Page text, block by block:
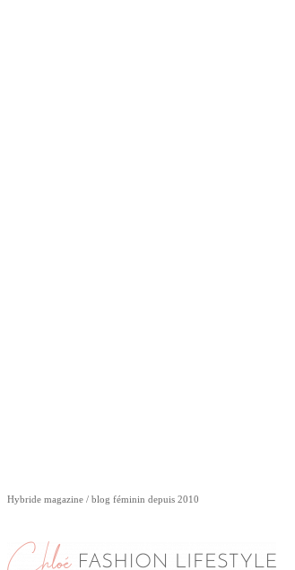
Hybride magazine / blog féminin depuis 2010